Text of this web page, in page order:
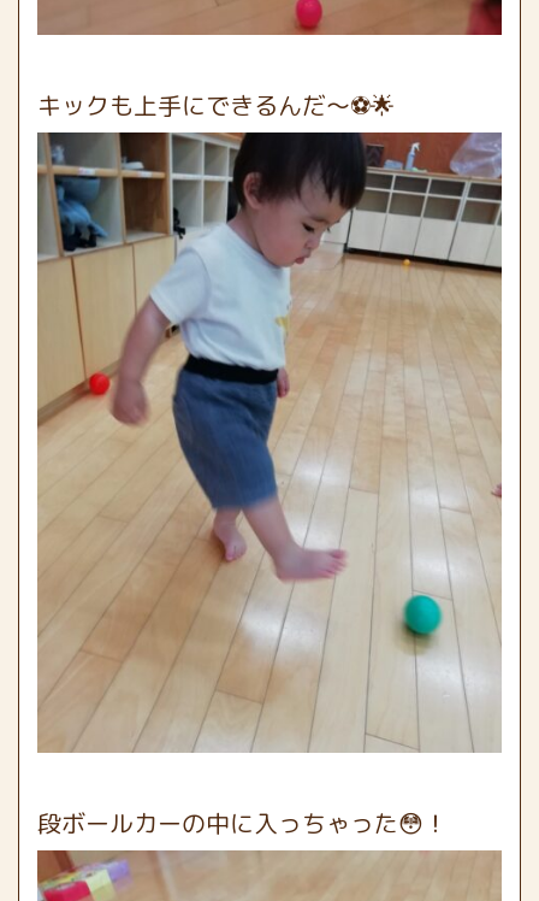
キックも上手にできるんだ〜⚽🌟
段ボールカーの中に入っちゃった😳！